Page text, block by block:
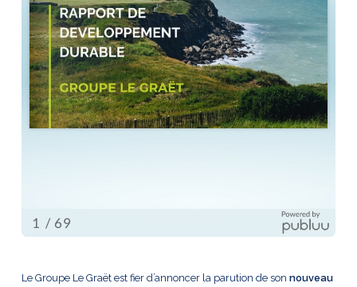
Le Groupe Le Graët est fier d’annoncer la parution de son nouveau